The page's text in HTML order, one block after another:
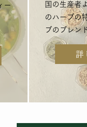
ー
国の生産者
のハーブの
ブのブレン
詳